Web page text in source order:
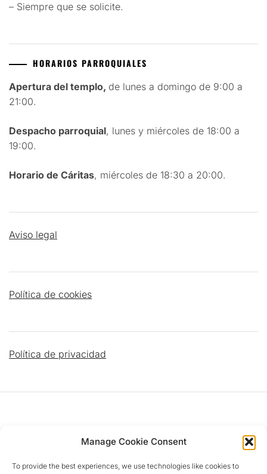
Manage Cookie Consent
To provide the best experiences, we use technologies like cookies to
– Siempre que se solicite.
HORARIOS PARROQUIALES
Apertura del templo, de lunes a domingo de 9:00 a
21:00.
Despacho parroquial, lunes y miércoles de 18:00 a
19:00.
Horario de Cáritas, miércoles de 18:30 a 20:00.
Aviso legal
Política de cookies
Política de privacidad
DATOS PARROQUIALES
Dirección: C/ Islas Cíes, 4 28924 Alcorcón (MADRID)